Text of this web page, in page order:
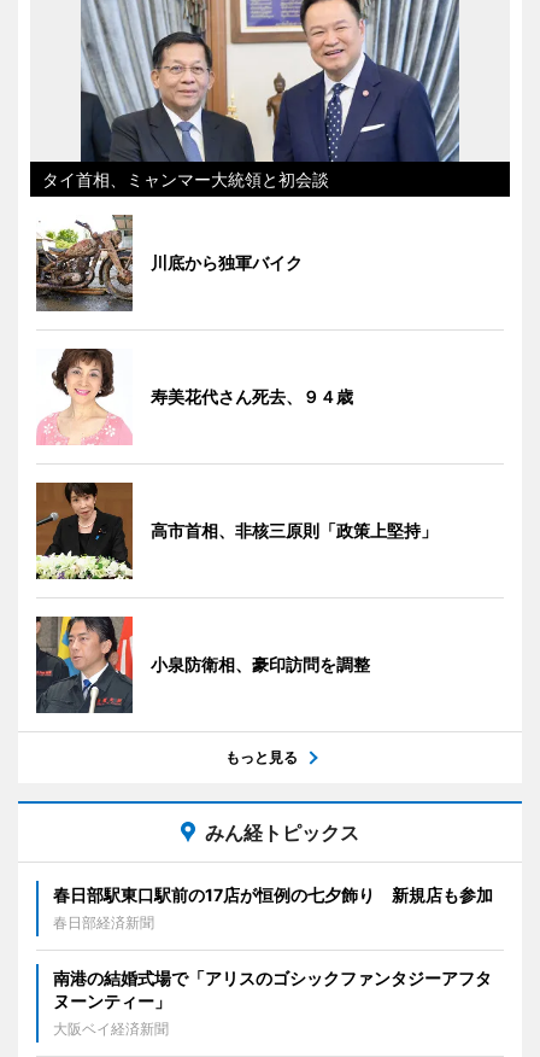
タイ首相、ミャンマー大統領と初会談
川底から独軍バイク
寿美花代さん死去、９４歳
高市首相、非核三原則「政策上堅持」
小泉防衛相、豪印訪問を調整
もっと見る
みん経トピックス
春日部駅東口駅前の17店が恒例の七夕飾り 新規店も参加
春日部経済新聞
南港の結婚式場で「アリスのゴシックファンタジーアフタ
ヌーンティー」
大阪ベイ経済新聞